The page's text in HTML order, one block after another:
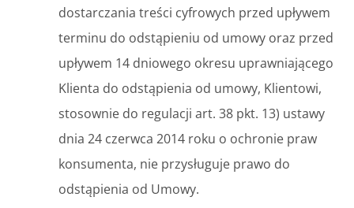
dostarczania treści cyfrowych przed upływem
terminu do odstąpieniu od umowy oraz przed
upływem 14 dniowego okresu uprawniającego
Klienta do odstąpienia od umowy, Klientowi,
stosownie do regulacji art. 38 pkt. 13) ustawy
dnia 24 czerwca 2014 roku o ochronie praw
konsumenta, nie przysługuje prawo do
odstąpienia od Umowy.